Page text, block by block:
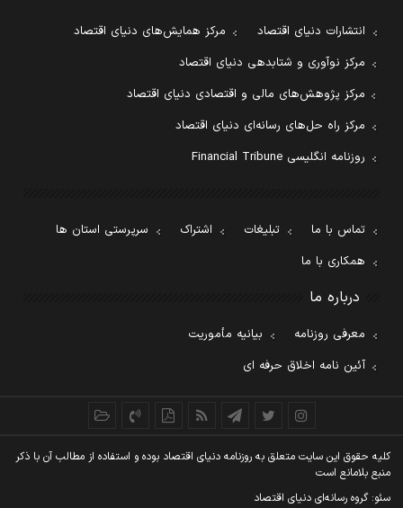
انتشارات دنیای اقتصاد
مرکز همایش‌های دنیای اقتصاد
مرکز نوآوری و شتابدهی دنیای اقتصاد
مرکز پژوهش‌های مالی و اقتصادی دنیای اقتصاد
مرکز راه حل‌های رسانه‌ای دنیای اقتصاد
روزنامه انگلیسی Financial Tribune
تماس با ما تبلیغات اشتراک
سرپرستی استان ها
همکاری با ما
درباره ما
معرفی روزنامه
بیانیه مأموریت
آئین نامه اخلاق حرفه ای
کليه حقوق اين سايت متعلق به روزنامه دنيای اقتصاد بوده و استفاده از مطالب آن با ذکر
منبع بلامانع است
سئو: گروه رسانه‌ای دنیای اقتصاد